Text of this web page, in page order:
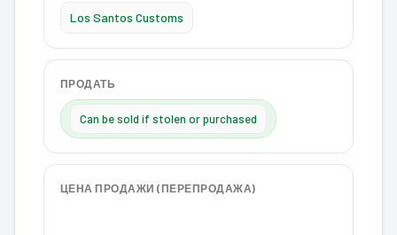
Los Santos Customs
ПРОДАТЬ
Can be sold if stolen or purchased
ЦЕНА ПРОДАЖИ (ПЕРЕПРОДАЖА)